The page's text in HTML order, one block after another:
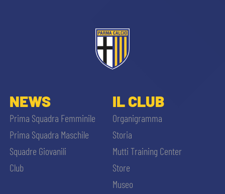
NEWS
Prima Squadra Femminile
Prima Squadra Maschile
Squadre Giovanili
Club
IL CLUB
Organigramma
Storia
Mutti Training Center
Store
Museo
ACCETTA E SALVA